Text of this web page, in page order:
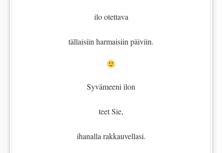
ilo otettava
tällaisiin harmaisiin päiviin.
Syvämeeni ilon
teet Sie,
ihanalla rakkauvellasi.